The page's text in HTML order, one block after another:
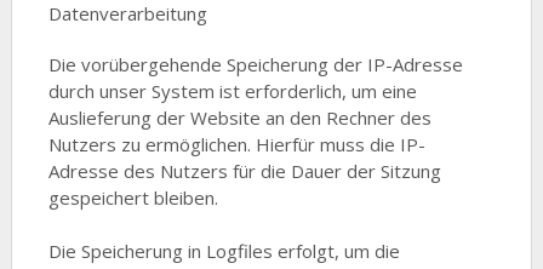
Datenverarbeitung
Die vorübergehende Speicherung der IP-Adresse
durch unser System ist erforderlich, um eine
Auslieferung der Website an den Rechner des
Nutzers zu ermöglichen. Hierfür muss die IP-
Adresse des Nutzers für die Dauer der Sitzung
gespeichert bleiben.
Die Speicherung in Logfiles erfolgt, um die